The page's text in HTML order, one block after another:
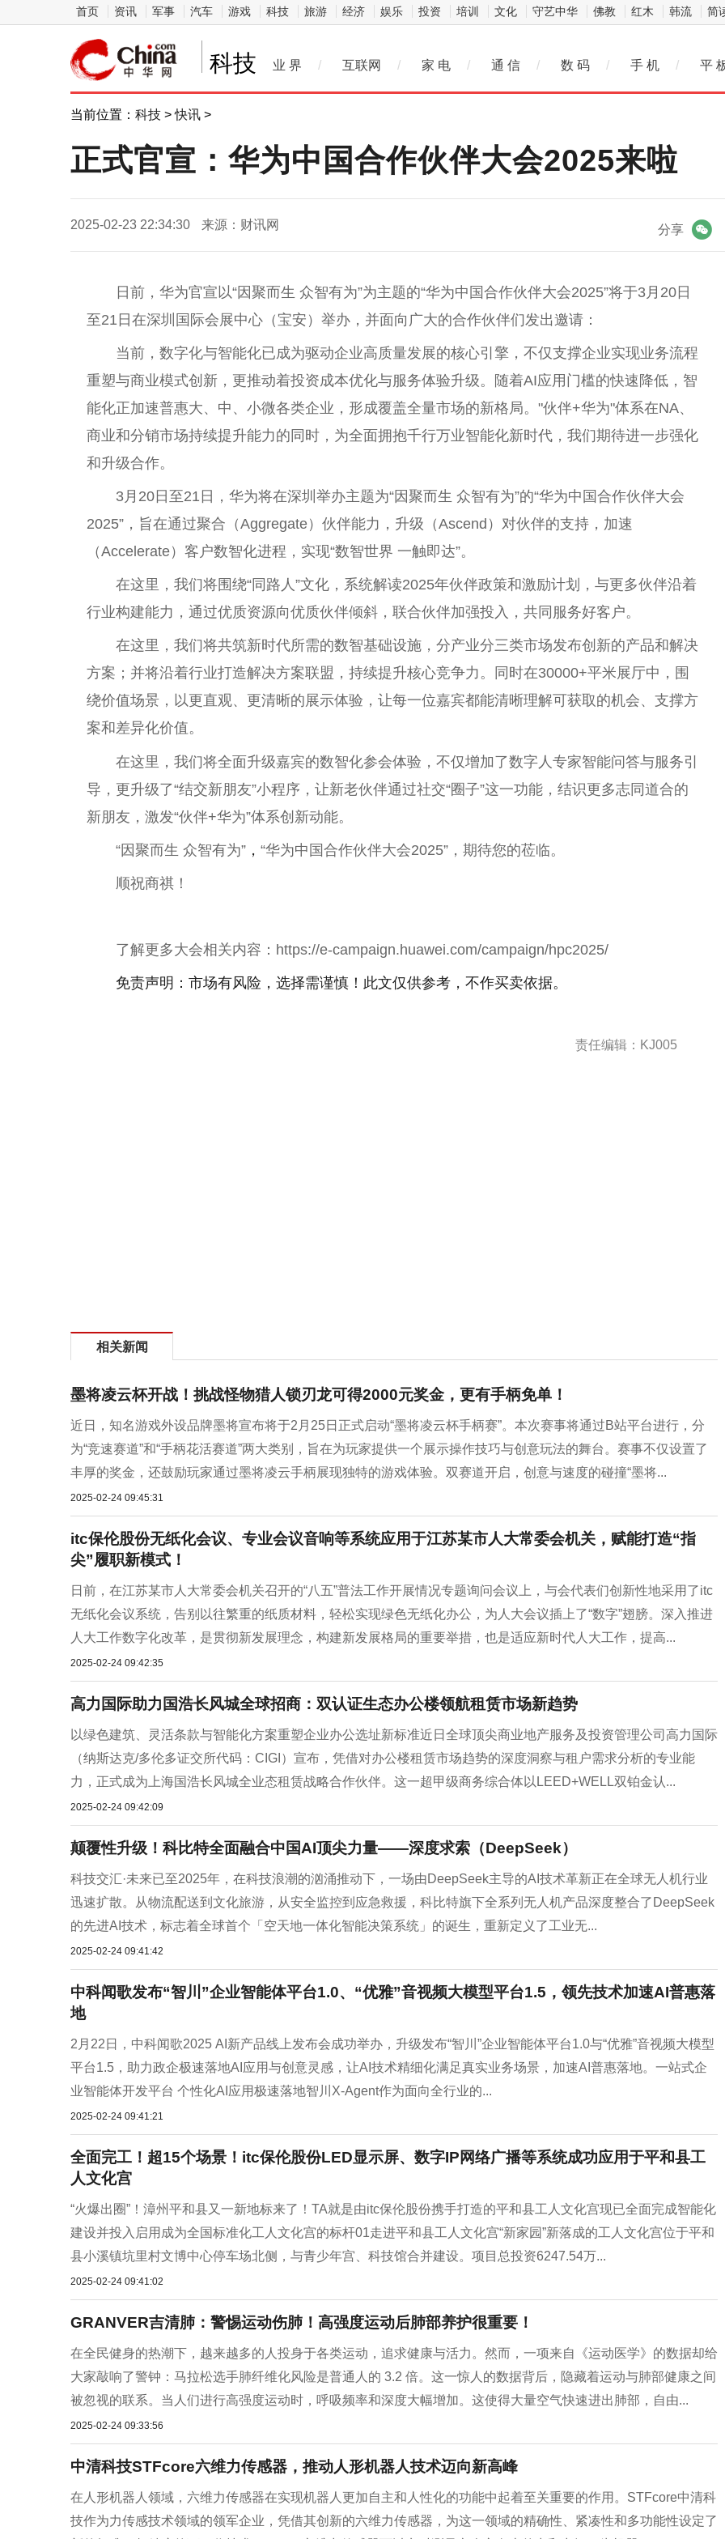
首页 资讯 军事 汽车 游戏 科技 旅游 经济 娱乐 投资 培训 文化 守艺中华 佛教 红木 韩流 简
科技 业 界 / 互联网 / 家 电 / 通 信 / 数 码 / 手 机 / 平
当前位置： 科技 >快讯 >
正式官宣：华为中国合作伙伴大会2025来啦
2025-02-23 22:34:30 来源：财讯网 分享
日前，华为官宣以“因聚而生 众智有为”为主题的“华为中国合作伙伴大会2025”将于3月20日
至21日在深圳国际会展中心（宝安）举办，并面向广大的合作伙伴们发出邀请：
当前，数字化与智能化已成为驱动企业高质量发展的核心引擎，不仅支撑企业实现业务流程
重塑与商业模式创新，更推动着投资成本优化与服务体验升级。随着AI应用门槛的快速降低，智
能化正加速普惠大、中、小微各类企业，形成覆盖全量市场的新格局。"伙伴+华为"体系在NA、
商业和分销市场持续提升能力的同时，为全面拥抱千行万业智能化新时代 ，我们期待进一步强化
和升级合作。
3月20日至21日，华为将在深圳举办主题为“因聚而生 众智有为”的“华为中国合作伙伴大会
2025”，旨在通过聚合（Aggregate）伙伴能力，升级（Ascend）对伙伴的支持，加速
（Accelerate）客户数智化进程，实现“数智世界 一触即达”。
在这里，我们将围绕“同路人”文化，系统解读2025年伙伴政策和激励计划，与更多伙伴沿着
行业构建能力，通过优质资源向优质伙伴倾斜，联合伙伴加强投入，共同服务好客户。
在这里，我们将共筑新时代所需的数智基础设施，分产业分三类市场发布创新的产品和解决
方案；并将沿着行业打造解决方案联盟，持续提升核心竞争力。同时在30000+平米展厅中，围
绕价值场景，以更直观、更清晰的展示体验，让每一位嘉宾都能清晰理解可获取的机会、支撑方
案和差异化价值。
在这里，我们将全面升级嘉宾的数智化参会体验，不仅增加了数字人专家智能问答与服务引
导，更升级了“结交新朋友”小程序，让新老伙伴通过社交“圈子”这一功能，结识更多志同道合的
新朋友，激发“伙伴+华为”体系创新动能。
“因聚而生 众智有为” ， “华为中国合作伙伴大会2025”，期待您的莅临。
顺祝商祺！
了解更多大会相关内容：https://e-campaign.huawei.com/campaign/hpc2025/
免责声明：市场有风险，选择需谨慎！此文仅供参考，不作买卖依据。
责任编辑：KJ005
相关新闻
墨将凌云杯开战！挑战怪物猎人锁刃龙可得2000元奖金，更有手柄免单！
近日，知名游戏外设品牌墨将宣布将于2月25日正式启动“墨将凌云杯手柄赛”。本次赛事将通过B站平台进行，分
为“竞速赛道”和“手柄花活赛道”两大类别，旨在为玩家提供一个展示操作技巧与创意玩法的舞台。赛事不仅设置了
丰厚的奖金，还鼓励玩家通过墨将凌云手柄展现独特的游戏体验。双赛道开启，创意与速度的碰撞“墨将...
2025-02-24 09:45:31
itc保伦股份无纸化会议、专业会议音响等系统应用于江苏某市人大常委会机关，赋能打造“指
尖”履职新模式！
日前，在江苏某市人大常委会机关召开的“八五”普法工作开展情况专题询问会议上，与会代表们创新性地采用了itc
无纸化会议系统，告别以往繁重的纸质材料，轻松实现绿色无纸化办公，为人大会议插上了“数字”翅膀。深入推进
人大工作数字化改革，是贯彻新发展理念，构建新发展格局的重要举措，也是适应新时代人大工作，提高...
2025-02-24 09:42:35
高力国际助力国浩长风城全球招商：双认证生态办公楼领航租赁市场新趋势
以绿色建筑、灵活条款与智能化方案重塑企业办公选址新标准近日全球顶尖商业地产服务及投资管理公司高力国际
（纳斯达克/多伦多证交所代码：CIGI）宣布，凭借对办公楼租赁市场趋势的深度洞察与租户需求分析的专业能
力，正式成为上海国浩长风城全业态租赁战略合作伙伴。这一超甲级商务综合体以LEED+WELL双铂金认...
2025-02-24 09:42:09
颠覆性升级！科比特全面融合中国AI顶尖力量——深度求索（DeepSeek）
科技交汇·未来已至2025年，在科技浪潮的汹涌推动下，一场由DeepSeek主导的AI技术革新正在全球无人机行业
迅速扩散。从物流配送到文化旅游，从安全监控到应急救援，科比特旗下全系列无人机产品深度整合了DeepSeek
的先进AI技术，标志着全球首个「空天地一体化智能决策系统」的诞生，重新定义了工业无...
2025-02-24 09:41:42
中科闻歌发布“智川”企业智能体平台1.0、“优雅”音视频大模型平台1.5，领先技术加速AI普惠落
地
2月22日，中科闻歌2025 AI新产品线上发布会成功举办，升级发布“智川”企业智能体平台1.0与“优雅”音视频大模型
平台1.5，助力政企极速落地AI应用与创意灵感，让AI技术精细化满足真实业务场景，加速AI普惠落地。一站式企
业智能体开发平台 个性化AI应用极速落地智川X-Agent作为面向全行业的...
2025-02-24 09:41:21
全面完工！超15个场景！itc保伦股份LED显示屏、数字IP网络广播等系统成功应用于平和县工
人文化宫
“火爆出圈”！漳州平和县又一新地标来了！TA就是由itc保伦股份携手打造的平和县工人文化宫现已全面完成智能化
建设并投入启用成为全国标准化工人文化宫的标杆01走进平和县工人文化宫“新家园”新落成的工人文化宫位于平和
县小溪镇坑里村文博中心停车场北侧，与青少年宫、科技馆合并建设。项目总投资6247.54万...
2025-02-24 09:41:02
GRANVER吉清肺：警惕运动伤肺！高强度运动后肺部养护很重要！
在全民健身的热潮下，越来越多的人投身于各类运动，追求健康与活力。然而，一项来自《运动医学》的数据却给
大家敲响了警钟：马拉松选手肺纤维化风险是普通人的 3.2 倍。这一惊人的数据背后，隐藏着运动与肺部健康之间
被忽视的联系。当人们进行高强度运动时，呼吸频率和深度大幅增加。这使得大量空气快速进出肺部，自由...
2025-02-24 09:33:56
中清科技STFcore六维力传感器，推动人形机器人技术迈向新高峰
在人形机器人领域，六维力传感器在实现机器人更加自主和人性化的功能中起着至关重要的作用。STFcore中清科
技作为力传感技术领域的领军企业，凭借其创新的六维力传感器，为这一领域的精确性、紧凑性和多功能性设定了